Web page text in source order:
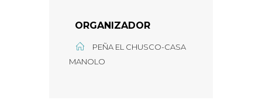
ORGANIZADOR
PEÑA EL CHUSCO-CASA
MANOLO